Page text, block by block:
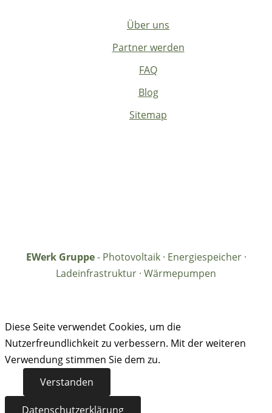
Über uns
Partner werden
FAQ
Blog
Sitemap
EWerk Gruppe- Photovoltaik · Energiespeicher ·
Ladeinfrastruktur · Wärmepumpen
Diese Seite verwendet Cookies, um die
Nutzerfreundlichkeit zu verbessern. Mit der weiteren
Verwendung stimmen Sie dem zu.
Verstanden
Datenschutzerklärung